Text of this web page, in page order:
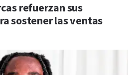
refuerzan sus
sostener las ventas